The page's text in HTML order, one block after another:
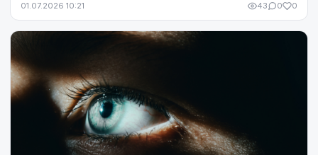
01.07.2026 10:21 43 0 0